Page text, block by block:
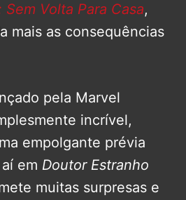
Volta Para Casa,
mais as consequências
pela Marvel
incrível,
empolgante prévia
em Doutor Estranho
muitas surpresas e